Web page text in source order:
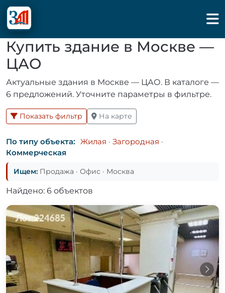
Купить здание в Москве —
ЦАО
Актуальные здания в Москве — ЦАО. В каталоге —
6 предложений. Уточните параметры в фильтре.
Показать фильтр На карте
По типу объекта: Жилая · Загородная ·
Коммерческая
Ищем: Продажа · Офис · Москва
Найдено: 6 объектов